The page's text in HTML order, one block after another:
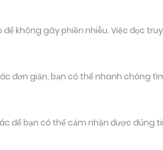
không gây phiền nhiễu. Việc đọc
đơn giản, bạn có thể nhanh chóng
để bạn có thể cảm nhận được đúng